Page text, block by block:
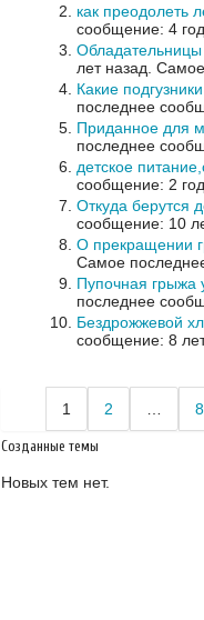
как преодолеть
сообщение: 4
лет назад.
Какие
последнее
Приданное для
последнее
детское
сообщение: 2
Откуда берутся
сообщение: 10
О прекращении
Самое
Пупочная грыжа
последнее
Бездрожжевой
сообщение: 8
1 2 8
Созданные темы
Новых тем нет.